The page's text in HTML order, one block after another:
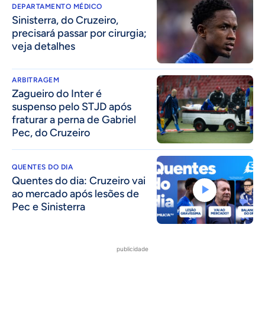
DEPARTAMENTO MÉDICO
Sinisterra, do Cruzeiro,
precisará passar por cirurgia;
veja detalhes
ARBITRAGEM
Zagueiro do Inter é
suspenso pelo STJD após
fraturar a perna de Gabriel
Pec, do Cruzeiro
QUENTES DO DIA
Quentes do dia: Cruzeiro vai
ao mercado após lesões de
Pec e Sinisterra
publicidade